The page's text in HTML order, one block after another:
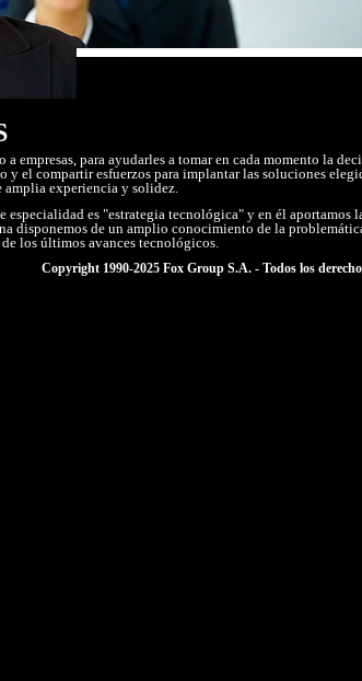
a empresas, para ayudarles a tomar en cada momento la
y el compartir esfuerzos para implantar las soluciones
amplia experiencia y solidez.
especialidad es "estrategia tecnológica" y en él aportamos
disponemos de un amplio conocimiento de la
los últimos avances tecnológicos.
Copyright 1990-2025 Fox Group S.A. - Todos los